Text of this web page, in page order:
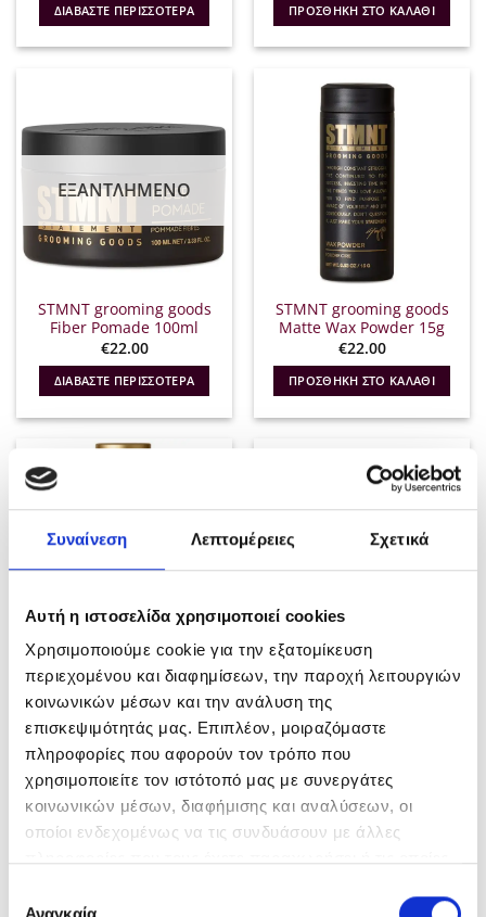
Συναίνεση Λεπτομέρειες Σχετικά
Αυτή η ιστοσελίδα χρησιμοποιεί cookies
Χρησιμοποιούμε cookie για την εξατομίκευση
περιεχομένου και διαφημίσεων, την παροχή λειτουργιών
κοινωνικών μέσων και την ανάλυση της
επισκεψιμότητάς μας. Επιπλέον, μοιραζόμαστε
πληροφορίες που αφορούν τον τρόπο που
χρησιμοποιείτε τον ιστότοπό μας με συνεργάτες
κοινωνικών μέσων, διαφήμισης και αναλύσεων, οι
οποίοι ενδεχομένως να τις συνδυάσουν με άλλες
των υπηρεσιών τους.
Αναγκαία
ΔΙΑΒΆΣΤΕ ΠΕΡΙΣΣΌΤΕΡΑ ΠΡΟΣΘΉΚΗ ΣΤΟ ΚΑΛΆΘΙ
ΕΞΑΝΤΛΗΜΈΝΟ
STMNT grooming goods
Fiber Pomade 100ml
€22.00
ΔΙΑΒΆΣΤΕ ΠΕΡΙΣΣΌΤΕΡΑ
STMNT grooming goods
Matte Wax Powder 15g
€22.00
ΠΡΟΣΘΉΚΗ ΣΤΟ ΚΑΛΆΘΙ
STMNT grooming goods
Spray Powder 4g
€22.00
ΠΡΟΣΘΉΚΗ ΣΤΟ ΚΑΛΆΘΙ
STMNT grooming goods
Classic Pomade 100ml
€
ΠΡΟΣΘΉΚΗ ΣΤΟ ΚΑΛΆΘΙ